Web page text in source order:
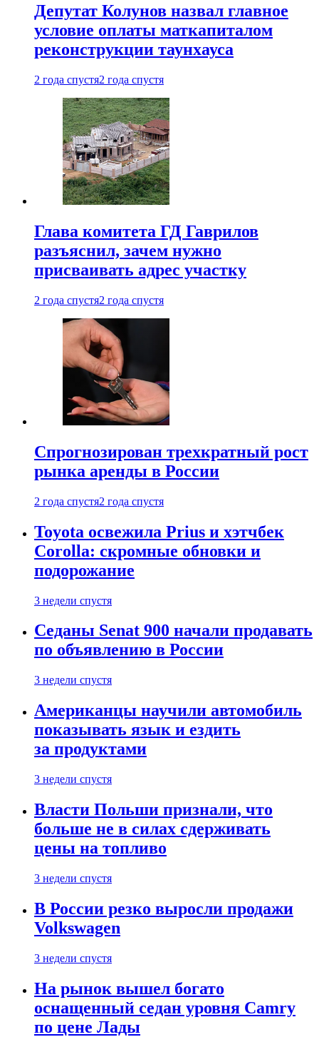
Депутат Колунов назвал главное
условие оплаты маткапиталом
реконструкции таунхауса
2 года спустя2 года спустя
Глава комитета ГД Гаврилов
разъяснил, зачем нужно
присваивать адрес участку
2 года спустя2 года спустя
Спрогнозирован трехкратный рост
рынка аренды в России
2 года спустя2 года спустя
Toyota освежила Prius и хэтчбек
Corolla: скромные обновки и
подорожание
3 недели спустя
Седаны Senat 900 начали продавать
по объявлению в России
3 недели спустя
Американцы научили автомобиль
показывать язык и ездить
за продуктами
3 недели спустя
Власти Польши признали, что
больше не в силах сдерживать
цены на топливо
3 недели спустя
В России резко выросли продажи
Volkswagen
3 недели спустя
На рынок вышел богато
оснащенный седан уровня Camry
по цене Лады